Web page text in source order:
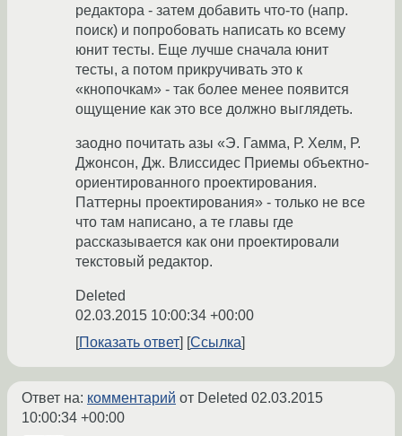
редактора - затем добавить что-то (напр.
поиск) и попробовать написать ко всему
юнит тесты. Еще лучше сначала юнит
тесты, а потом прикручивать это к
«кнопочкам» - так более менее появится
ощущение как это все должно выглядеть.
заодно почитать азы «Э. Гамма, Р. Хелм, Р.
Джонсон, Дж. Влиссидес Приемы объектно-
ориентированного проектирования.
Паттерны проектирования» - только не все
что там написано, а те главы где
рассказывается как они проектировали
текстовый редактор.
Deleted
02.03.2015 10:00:34 +00:00
Показать ответ
Ссылка
Ответ на: комментарий от Deleted 02.03.2015
10:00:34 +00:00